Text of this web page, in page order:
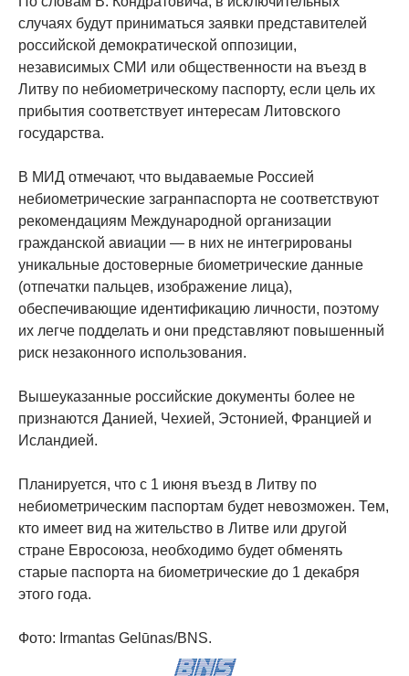
случаях будут приниматься заявки представителей
российской демократической оппозиции,
независимых СМИ или общественности на въезд в
Литву по небиометрическому паспорту, если цель их
прибытия соответствует интересам Литовского
государства.
В МИД отмечают, что выдаваемые Россией
небиометрические загранпаспорта не соответствуют
рекомендациям Международной организации
гражданской авиации — в них не интегрированы
уникальные достоверные биометрические данные
(отпечатки пальцев, изображение лица),
обеспечивающие идентификацию личности, поэтому
их легче подделать и они представляют повышенный
риск незаконного использования.
Вышеуказанные российские документы более не
признаются Данией, Чехией, Эстонией, Францией и
Исландией.
Планируется, что с 1 июня въезд в Литву по
небиометрическим паспортам будет невозможен. Тем,
кто имеет вид на жительство в Литве или другой
стране Евросоюза, необходимо будет обменять
старые паспорта на биометрические до 1 декабря
этого года.
Фото: Irmantas Gelūnas/BNS.